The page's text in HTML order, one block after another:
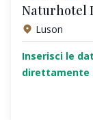
Naturhotel
Luson
Inserisci le
direttamente